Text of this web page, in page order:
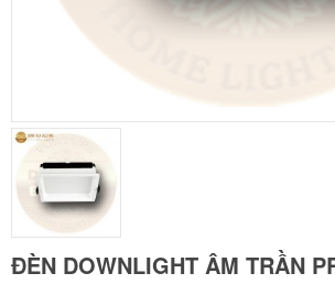
ĐÈN DOWNLIGHT ÂM TRẦN